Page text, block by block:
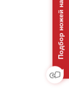
Подбор ножей на отвал